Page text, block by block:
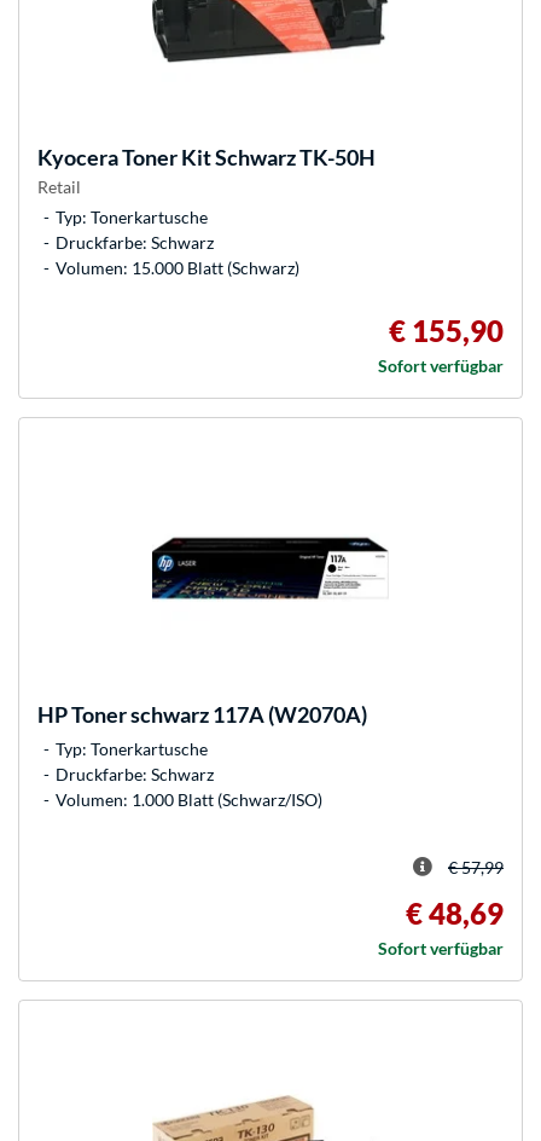
KyoceraToner Kit Schwarz TK-50H
Retail
Typ: Tonerkartusche
Druckfarbe: Schwarz
Volumen: 15.000 Blatt (Schwarz)
€ 155,90
Sofort verfügbar
HPToner schwarz 117A (W2070A)
Typ: Tonerkartusche
Druckfarbe: Schwarz
Volumen: 1.000 Blatt (Schwarz/ISO)
€ 57,99
€ 48,69
Sofort verfügbar